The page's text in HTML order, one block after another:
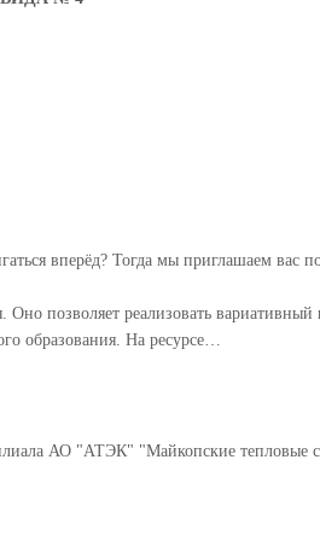
вперёд? Тогда мы приглашаем вас
позволяет реализовать
образования. На ресурсе…
АО "АТЭК" "Майкопские тепловые